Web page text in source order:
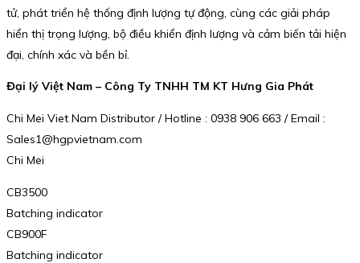
tử, phát triển hệ thống định lượng tự động, cùng các giải pháp
hiển thị trọng lượng, bộ điều khiển định lượng và cảm biến tải hiện
đại, chính xác và bền bỉ.
Đại lý Việt Nam – Công Ty TNHH TM KT Hưng Gia Phát
Chi Mei Viet Nam Distributor / Hotline : 0938 906 663 / Email :
Sales1@hgpvietnam.com
Chi Mei
CB3500
Batching indicator
CB900F
Batching indicator